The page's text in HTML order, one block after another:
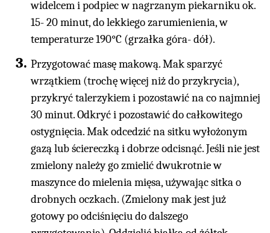
widelcem i podpiec w nagrzanym piekarniku ok.
15- 20 minut, do lekkiego zarumienienia, w
temperaturze 190°C (grzałka góra- dół).
Przygotować masę makową. Mak sparzyć
wrzątkiem (trochę więcej niż do przykrycia),
przykryć talerzykiem i pozostawić na co najmniej
30 minut. Odkryć i pozostawić do całkowitego
ostygnięcia. Mak odcedzić na sitku wyłożonym
gazą lub ściereczką i dobrze odcisnąć. Jeśli nie jest
zmielony należy go zmielić dwukrotnie w
maszynce do mielenia mięsa, używając sitka o
drobnych oczkach. (Zmielony mak jest już
gotowy po odciśnięciu do dalszego